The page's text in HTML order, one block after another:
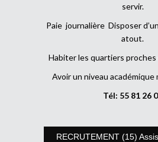
servir.
Paie journalière Disposer
atout.
Habiter les quartiers proches
Avoir un niveau académique
Tél: 55 81 26
RECRUTEMENT (15)